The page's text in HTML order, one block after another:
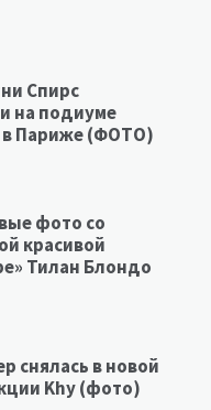
Спирс
на подиуме
Париже (ФОТО)
фото со
красивой
Тилан Блондо
снялась в новой
Khy (фото)